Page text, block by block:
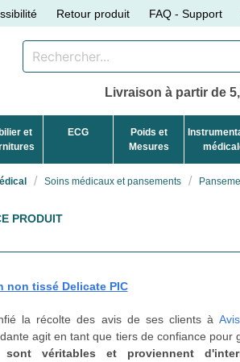
Retour produit FAQ - Support
Livraison à partir de
et
ECG
Poids et
Mesures
Soins médicaux et pansements
PRODUIT
non tissé Delicate PIC
la récolte des avis de ses clients à
agit en tant que tiers de confiance pour
véritables et proviennent